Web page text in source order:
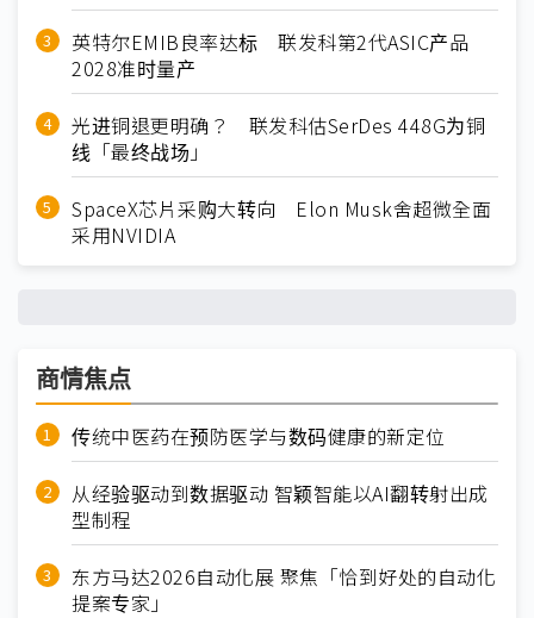
英特尔EMIB良率达标 联发科第2代ASIC产品
2028准时量产
光进铜退更明确？ 联发科估SerDes 448G为铜
线「最终战场」
SpaceX芯片采购大转向 Elon Musk舍超微全面
采用NVIDIA
商情焦点
传统中医药在预防医学与数码健康的新定位
从经验驱动到数据驱动 智颖智能以AI翻转射出成
型制程
东方马达2026自动化展 聚焦「恰到好处的自动化
提案专家」